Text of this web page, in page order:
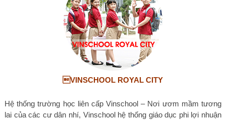
VINSCHOOL ROYAL CITY
Hệ thống trường học liên cấp Vinschool – Nơi ươm mầm tương
lai của các cư dân nhí, Vinschool hệ thống giáo dục phi lợi nhuận